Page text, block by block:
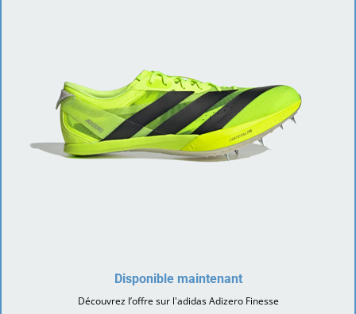
Disponible maintenant
Découvrez l’offre sur l'adidas Adizero Finesse